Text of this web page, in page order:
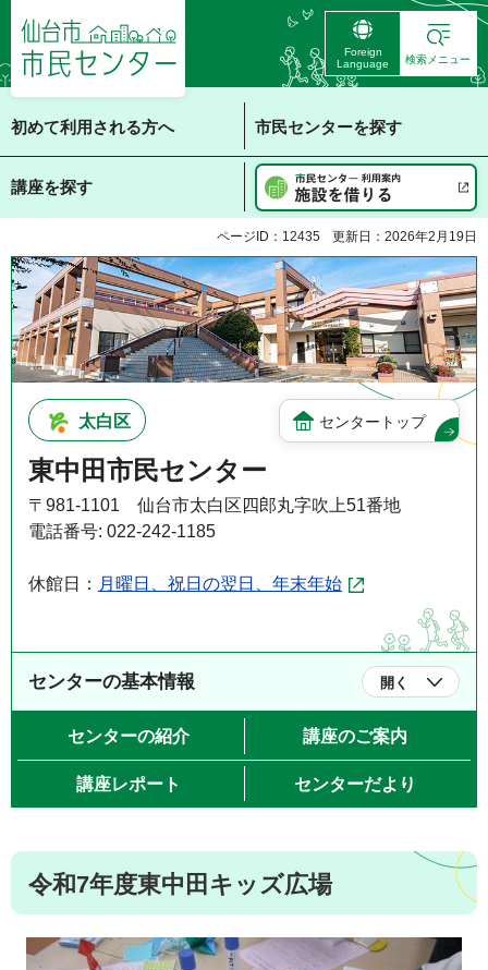
仙台市 市民センタ
ー
Foreign
Language
検索メニュー
初めて利用される方へ 市民センターを探す
講座を探す
ページID：12435 更新日：2026年2月19日
太白区 センタートップ
東中田市民センター
〒981-1101 仙台市太白区四郎丸字吹上51番地
電話番号: 022-242-1185
休館日： 月曜日、祝日の翌日、年末年始
センターの基本情報 開く
センターの紹介 講座のご案内
講座レポート センターだより
令和7年度東中田キッズ広場